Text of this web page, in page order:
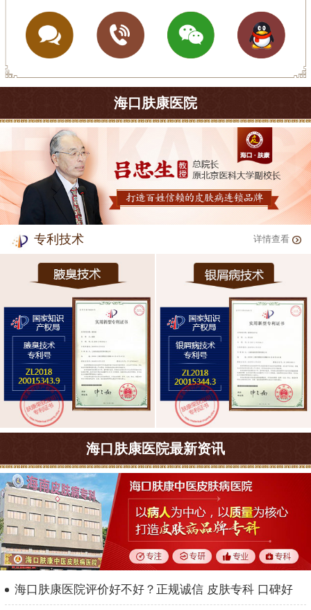
海口肤康医院
专利技术 详情查看
海口肤康医院最新资讯
海口肤康医院评价好不好？正规诚信 皮肤专科 口碑好